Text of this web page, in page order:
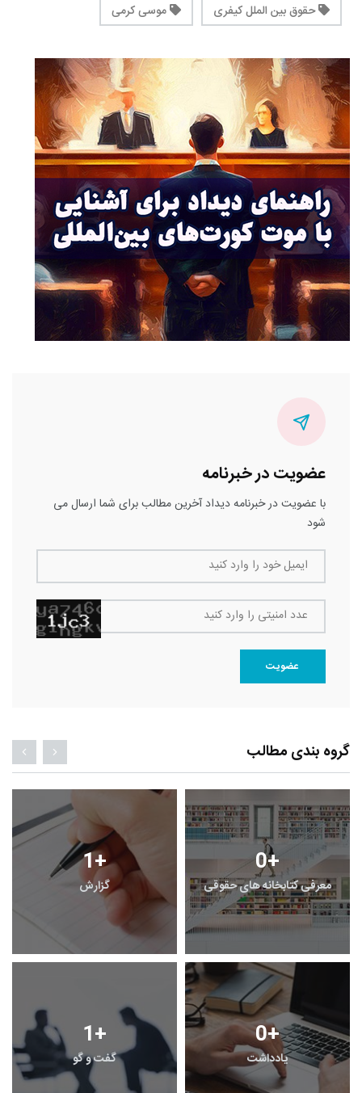
حقوق بین الملل کیفری
موسی کرمی
عضویت در خبرنامه
با عضویت در خبرنامه دیداد آخرین مطالب برای شما ارسال می
شود
ایمیل خود را وارد کنید
عدد امنیتی را وارد کنید
عضویت
گروه بندی مطالب
1+
گزارش
0+
معرفی کتابخانه های حقوقی
1+
گفت و گو
0+
یادداشت